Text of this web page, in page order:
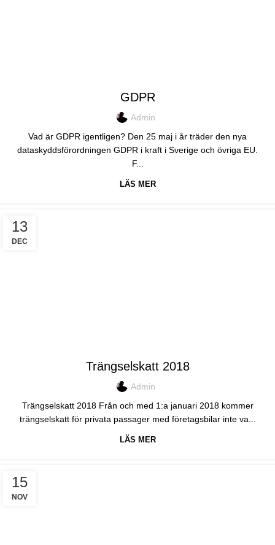
GDPR
Admin
Vad är GDPR igentligen? Den 25 maj i år träder den nya
dataskyddsförordningen GDPR i kraft i Sverige och övriga EU.
F...
LÄS MER
13
DEC
Trängselskatt 2018
Admin
Trängselskatt 2018 Från och med 1:a januari 2018 kommer
trängselskatt för privata passager med företagsbilar inte va...
LÄS MER
15
NOV